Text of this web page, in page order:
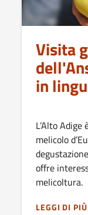
Visita
in
L’Alto
melicolo
offre
melicoltura.
LEGGI DI PIÙ